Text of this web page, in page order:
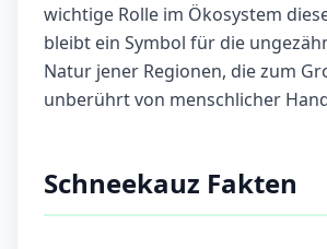
wichtige Rolle im Ökosystem
bleibt ein Symbol für die
Natur jener Regionen, die zum
unberührt von menschlicher
Schneekauz Fakten